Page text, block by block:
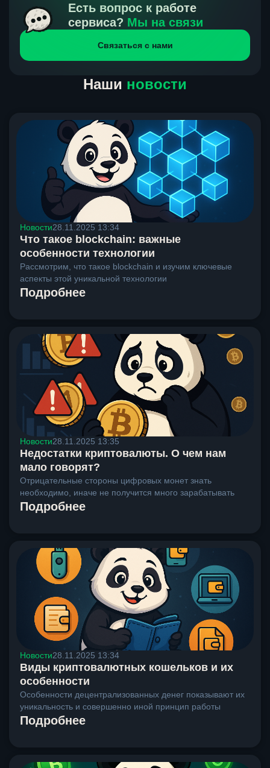
получения нами средств от тебя, а на другой части
направлений курс, указанный на сайте, является
окончательным. Если сомневаешься, напиши в онлайн-
чат на сайте, мы поможем разобраться.
Есть вопрос к работе
сервиса? Мы на связи
Связаться с нами
Наши новости
Новости28.11.2025 13:34
Что такое blockchain: важные
особенности технологии
Рассмотрим, что такое blockchain и изучим ключевые
аспекты этой уникальной технологии
Подробнее
Новости28.11.2025 13:35
Недостатки криптовалюты. О чем нам
мало говорят?
Отрицательные стороны цифровых монет знать
необходимо, иначе не получится много зарабатывать
Подробнее
Новости28.11.2025 13:34
Виды криптовалютных кошельков и их
особенности
Особенности децентрализованных денег показывают их
уникальность и совершенно иной принцип работы
Подробнее